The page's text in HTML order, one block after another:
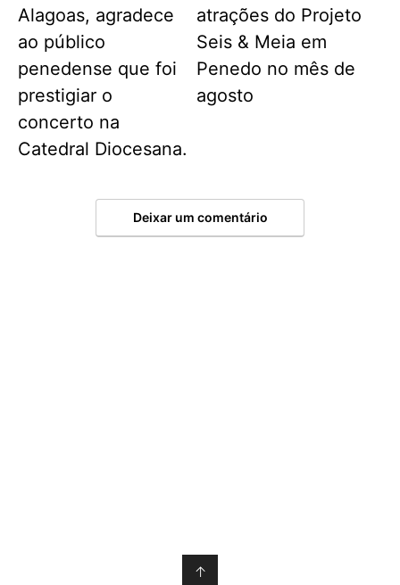
Alagoas, agradece
ao público
penedense que foi
prestigiar o
concerto na
Catedral Diocesana.
atrações do Projeto
Seis & Meia em
Penedo no mês de
agosto
Deixar um comentário
↑